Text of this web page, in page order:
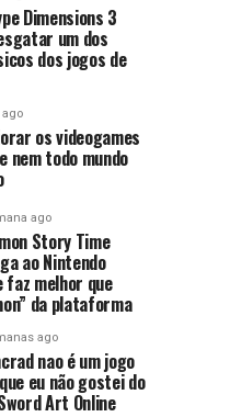
Dimensions 3
um dos
dos jogos de
ago
os videogames
nem todo mundo
ago
Story Time
ao Nintendo
faz melhor que
da plataforma
ago
nao é um jogo
eu não gostei do
Art Online